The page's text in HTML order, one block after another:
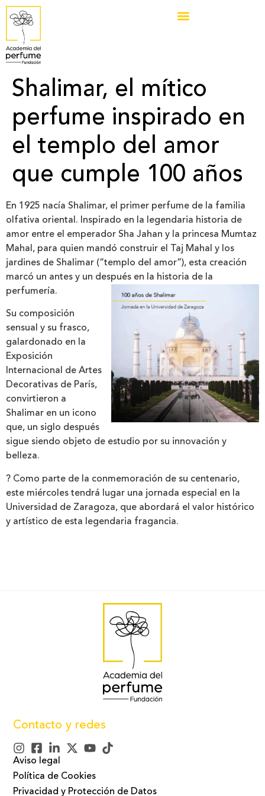
Shalimar, el mítico
perfume inspirado en
el templo del amor
que cumple 100 años
En 1925 nacía Shalimar, el primer perfume de la familia
olfativa oriental. Inspirado en la legendaria historia de
amor entre el emperador Sha Jahan y la princesa Mumtaz
Mahal, para quien mandó construir el Taj Mahal y los
jardines de Shalimar (“templo del amor”), esta creación
marcó un antes y un después en la historia de la
perfumería.
Su composición
sensual y su frasco,
galardonado en la
Exposición
Internacional de Artes
Decorativas de París,
convirtieron a
Shalimar en un icono
que, un siglo después
sigue siendo objeto de estudio por su innovación y
belleza.
? Como parte de la conmemoración de su centenario,
este miércoles tendrá lugar una jornada especial en la
Universidad de Zaragoza, que abordará el valor histórico
y artístico de esta legendaria fragancia.
Contacto y redes
Aviso legal
Política de Cookies
Privacidad y Protección de Datos